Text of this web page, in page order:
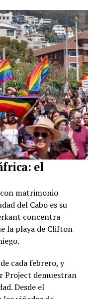
el
matrimonio
del Cabo es su
concentra
la playa de Clifton
cada febrero, y
Project demuestran
Desde el